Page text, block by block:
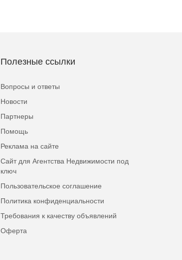
Полезные ссылки
Вопросы и ответы
Новости
Партнеры
Помощь
Реклама на сайте
Сайт для Агентства Недвижимости под
ключ
Пользовательское соглашение
Политика конфиденциальности
Требования к качеству объявлений
Оферта